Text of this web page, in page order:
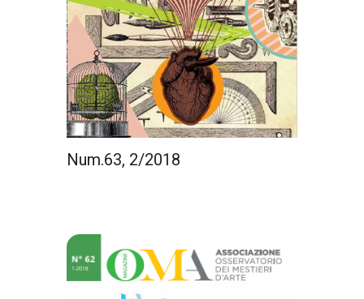
Num.63, 2/2018